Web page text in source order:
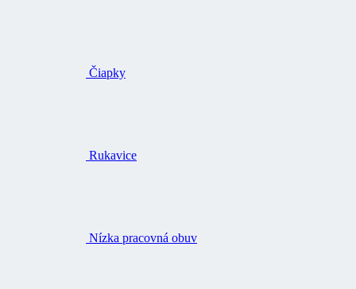
Čiapky
Rukavice
Nízka pracovná obuv